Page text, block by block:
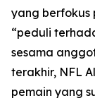
yang berfokus
“peduli
sesama
terakhir, NFL
pemain yang